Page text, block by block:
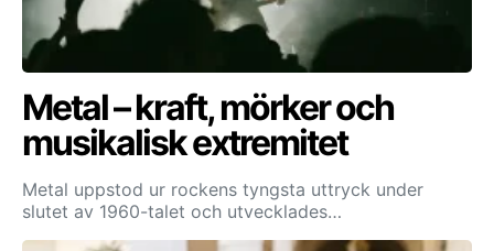
Metal – kraft, mörker och
musikalisk extremitet
Metal uppstod ur rockens tyngsta uttryck under
slutet av 1960-talet och utvecklades…